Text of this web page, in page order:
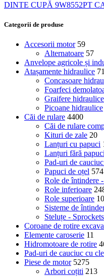
DINTE CUPĂ 9W8552PT
Categorii de produse
Accesorii motor 59
Alternatoare 57
Anvelope agricole și
Atașamente hidraulice 71
Concasoare
Foarfeci
Graifere hidraulice
Picoane hidraulice
Căi de rulare 4400
Căi de rulare
Kituri de zale 20
Lanțuri cu papuci
Lanțuri fără papuci
Pad-uri de
Papuci de oțel 574
Role de întindere
Role inferioare
Role superioare
Sisteme de
Steluțe - Sprockets
Coroane de rotire
Elemente caroserie 11
Hidromotoare de rotire
Pad-uri de cauciuc cu
Piese de motor 5275
Arbori coțiti 213